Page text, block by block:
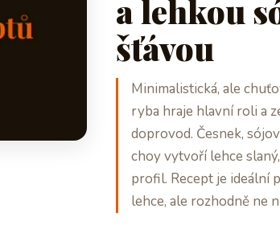
a lehkou
šťávou
Minimalistická, ale
ryba hraje hlavní roli a
doprovod. Česnek,
choy vytvoří lehce
profil. Recept je ideální
lehce, ale rozhodně ne